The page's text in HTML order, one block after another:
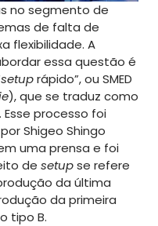
no segmento de
de falta de
flexibilidade. A
essa questão é
setuprápido”, ou SMED
), que se traduz como
processo foi
Shigeo Shingo
uma prensa e foi
de setupse refere
da última
da primeira
tipo B.